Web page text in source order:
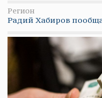
Регион
Радий Хабиров